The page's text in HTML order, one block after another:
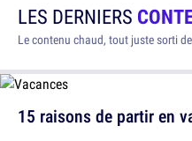
LES DERNIERS
Le contenu chaud, tout juste sorti
15 raisons de partir en